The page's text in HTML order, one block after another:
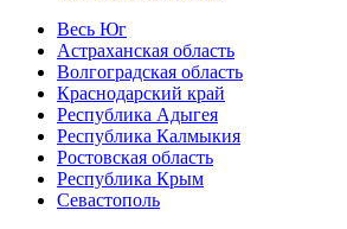
Весь Юг
Астраханская область
Волгоградская область
Краснодарский край
Республика Адыгея
Республика Калмыкия
Ростовская область
Республика Крым
Севастополь